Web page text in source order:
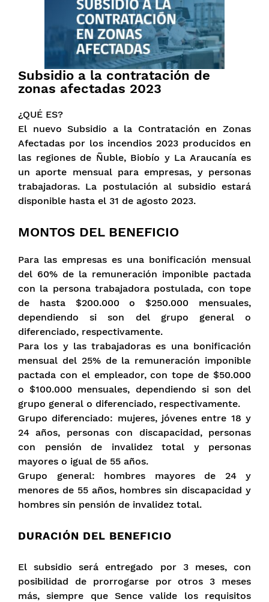
Subsidio a la contratación de
zonas afectadas 2023
¿QUÉ ES?
El nuevo Subsidio a la Contratación en Zonas
Afectadas por los incendios 2023 producidos en
las regiones de Ñuble, Biobío y La Araucanía es
un aporte mensual para empresas, y personas
trabajadoras. La postulación al subsidio estará
disponible hasta el 31 de agosto 2023.
MONTOS DEL BENEFICIO
Para las empresas es una bonificación mensual
del 60% de la remuneración imponible pactada
con la persona trabajadora postulada, con tope
de hasta $200.000 o $250.000 mensuales,
dependiendo si son del grupo general o
diferenciado, respectivamente.
Para los y las trabajadoras es una bonificación
mensual del 25% de la remuneración imponible
pactada con el empleador, con tope de $50.000
o $100.000 mensuales, dependiendo si son del
grupo general o diferenciado, respectivamente.
Grupo diferenciado: mujeres, jóvenes entre 18 y
24 años, personas con discapacidad, personas
con pensión de invalidez total y personas
mayores o igual de 55 años.
Grupo general: hombres mayores de 24 y
menores de 55 años, hombres sin discapacidad y
hombres sin pensión de invalidez total.
DURACIÓN DEL BENEFICIO
El subsidio será entregado por 3 meses, con
posibilidad de prorrogarse por otros 3 meses
más, siempre que Sence valide los requisitos